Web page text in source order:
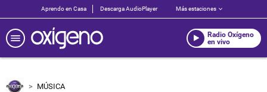
Aprendo en Casa Descarga AudioPlayer Más estaciones
Radio Oxígeno
en vivo
MÚSICA